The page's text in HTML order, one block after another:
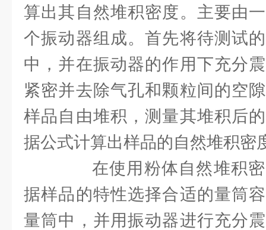
算出其自然堆积密度。主要由
个振动器组成。首先将待测试
中，并在振动器的作用下充分
紧密并去除气孔和颗粒间的空
样品自由堆积，测量其堆积后
据公式计算出样品的自然堆积密
在使用粉体自然堆积密
据样品的特性选择合适的量筒
量筒中，并用振动器进行充分